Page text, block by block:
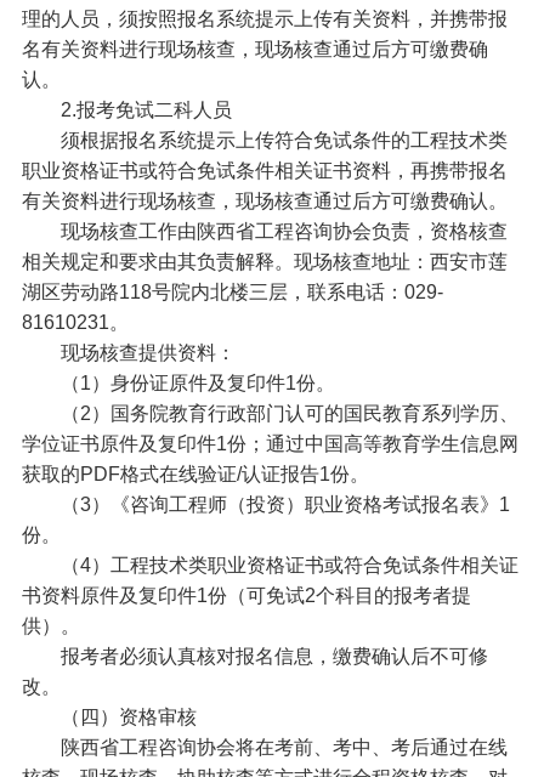
理的人员，须按照报名系统提示上传有关资料，并携带报
名有关资料进行现场核查，现场核查通过后方可缴费确
认。
2.报考免试二科人员
须根据报名系统提示上传符合免试条件的工程技术类
职业资格证书或符合免试条件相关证书资料，再携带报名
有关资料进行现场核查，现场核查通过后方可缴费确认。
现场核查工作由陕西省工程咨询协会负责，资格核查
相关规定和要求由其负责解释。现场核查地址：西安市莲
湖区劳动路118号院内北楼三层，联系电话：029-
81610231。
现场核查提供资料：
（1）身份证原件及复印件1份。
（2）国务院教育行政部门认可的国民教育系列学历、
学位证书原件及复印件1份；通过中国高等教育学生信息网
获取的PDF格式在线验证/认证报告1份。
（3）《咨询工程师（投资）职业资格考试报名表》1
份。
（4）工程技术类职业资格证书或符合免试条件相关证
书资料原件及复印件1份（可免试2个科目的报考者提
供）。
报考者必须认真核对报名信息，缴费确认后不可修
改。
（四）资格审核
陕西省工程咨询协会将在考前、考中、考后通过在线